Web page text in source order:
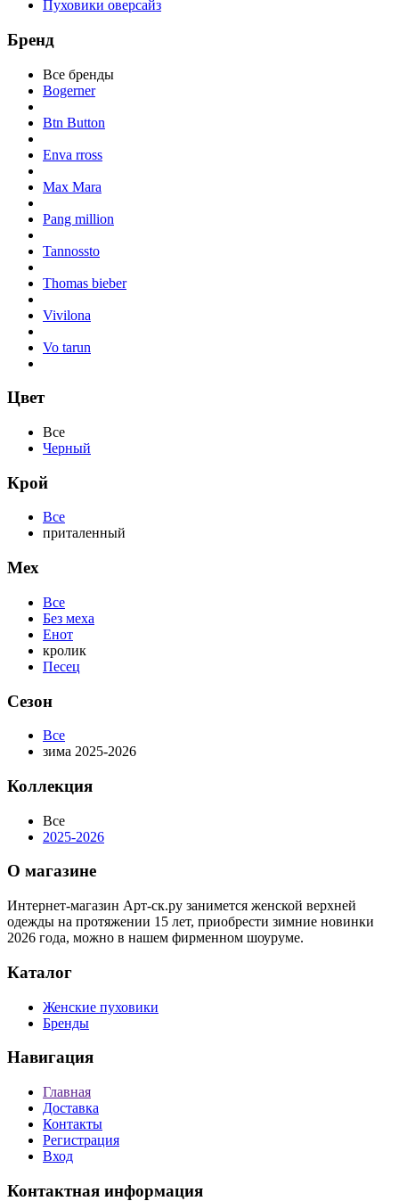
Пуховики оверсайз
Бренд
Все бренды
Bogerner
Btn Button
Enva rross
Max Mara
Pang million
Tannossto
Thomas bieber
Vivilona
Vo tarun
Цвет
Все
Черный
Крой
Все
приталенный
Мех
Все
Без меха
Енот
кролик
Песец
Сезон
Все
зима 2025-2026
Коллекция
Все
2025-2026
О магазине
Интернет-магазин Арт-ск.ру занимется женской верхней
одежды на протяжении 15 лет, приобрести зимние новинки
2026 года, можно в нашем фирменном шоуруме.
Каталог
Женские пуховики
Бренды
Навигация
Главная
Доставка
Контакты
Регистрация
Вход
Контактная информация